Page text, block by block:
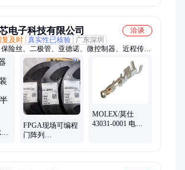
电子科技有限公司
洽谈
复及时 真实性已核验
广东深圳
险丝、二极管、亚德诺、微控制器、近程传感
FPGA现场可编程
门阵列
MOLEX/莫仕
43031-0001 电子